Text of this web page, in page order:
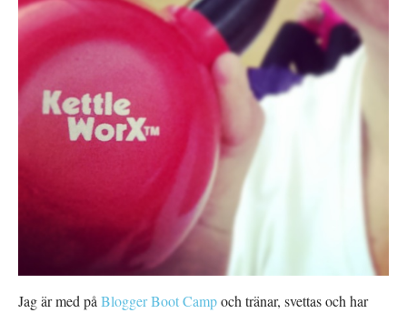
Jag är med på Blogger Boot Campoch tränar, svettas och har